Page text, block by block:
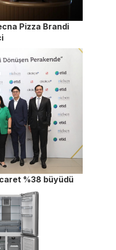
Pizza Brandi
%38 büyüdü